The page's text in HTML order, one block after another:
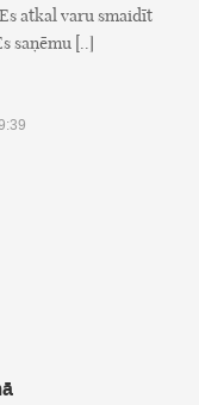
atkal varu smaidīt
saņēmu [..]